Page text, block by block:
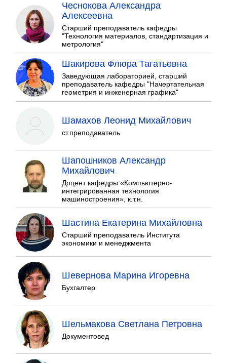
Чеснокова Александра
Алексеевна
Старший преподаватель кафедры
"Технология материалов, стандартизация и
метрология"
Шакирова Флюра Тагатьевна
Заведующая лабораторией, старший
преподаватель кафедры "Начертательная
геометрия и инженерная графика"
Шамахов Леонид Михайлович
ст.преподаватель
Шапошников Александр
Михайлович
Доцент кафедры «Компьютерно-
интегрированная технология
машиностроения», к.т.н.
Шастина Екатерина Михайловна
Старший преподаватель Института
экономики и менеджмента
Шевернова Марина Игоревна
Бухгалтер
Шельмакова Светлана Петровна
Документовед